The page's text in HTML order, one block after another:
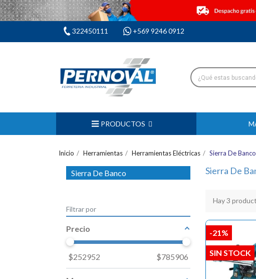
322450111 +569 9246 0912
PRODUCTOS
Inicio Herramientas Herramientas Eléctricas Sierra De Banco
Sierra De Banco
Filtrar por
Precio
$252952 $785906
Sierra De
Hay 3
-21%
SIN STOCK